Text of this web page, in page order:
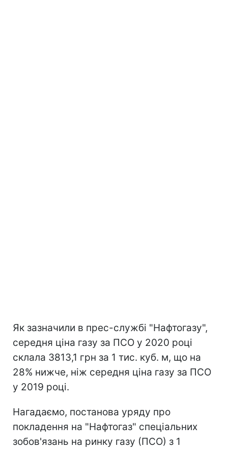
Як зазначили в прес-службі "Нафтогазу",
середня ціна газу за ПСО у 2020 році
склала 3813,1 грн за 1 тис. куб. м, що на
28% нижче, ніж середня ціна газу за ПСО
у 2019 році.
Нагадаємо, постанова уряду про
покладення на "Нафтогаз" спеціальних
зобов'язань на ринку газу (ПСО) з 1